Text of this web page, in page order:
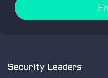
Security Leaders